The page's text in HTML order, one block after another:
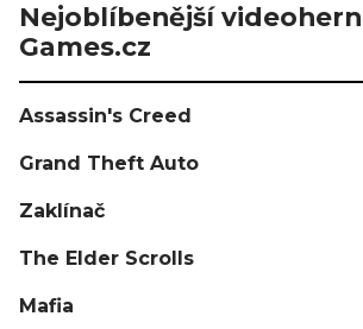
Nejoblíbenější
Games.cz
Assassin's Creed
Grand Theft Auto
Zaklínač
The Elder Scrolls
Mafia